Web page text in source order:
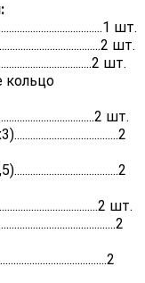
шт.
шт.
шт.
кольцо
шт.
шт.